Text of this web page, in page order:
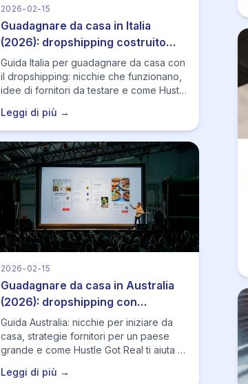
2026-02-15
Guadagnare da casa in Italia
(2026): dropshipping costruito
sulla stagionalita
Guida Italia per guadagnare da casa con
il dropshipping: nicchie che funzionano,
idee di fornitori da testare e come Hustle
stock/prezzi e scalare nei periodi di
picco.
Leggi di più →
2026-02-15
Guadagnare da casa in Australia
(2026): dropshipping con
consegne realistiche
Guida Australia: nicchie per iniziare da
casa, strategie fornitori per un paese
grande e come Hustle Got Real ti aiuta a
scalare senza che la logistica distrugga il
Leggi di più →